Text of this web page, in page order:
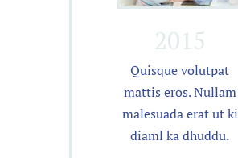
2015
Quisque volutpat
mattis eros. Nullam
malesuada erat ut ki
diaml ka dhuddu.